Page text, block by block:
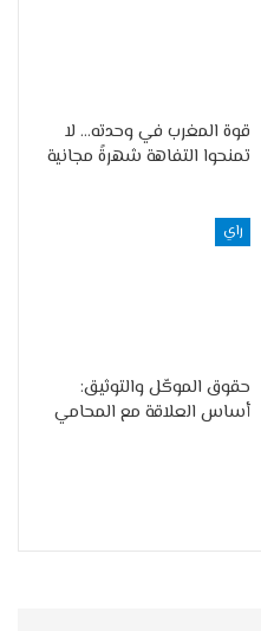
قوة المغرب في وحدته… لا
تمنحوا التفاهة شهرةً مجانية
راي
حقوق الموكّل والتوثيق:
أساس العلاقة مع المحامي